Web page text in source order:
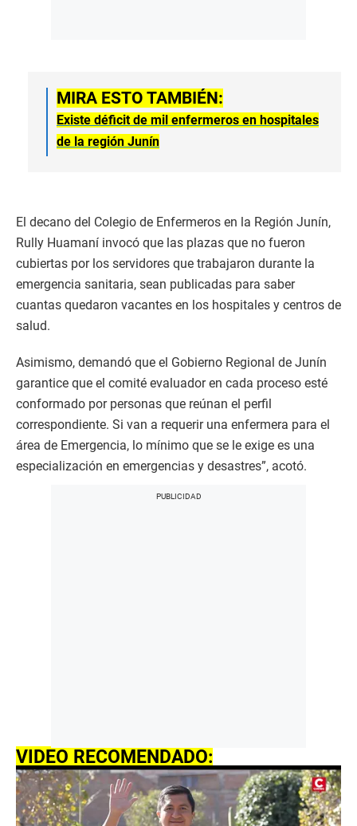
MIRA ESTO TAMBIÉN:
Existe déficit de mil enfermeros en hospitales
de la región Junín
El decano del Colegio de Enfermeros en la Región Junín,
Rully Huamaní invocó que las plazas que no fueron
cubiertas por los servidores que trabajaron durante la
emergencia sanitaria, sean publicadas para saber
cuantas quedaron vacantes en los hospitales y centros de
salud.
Asimismo, demandó que el Gobierno Regional de Junín
garantice que el comité evaluador en cada proceso esté
conformado por personas que reúnan el perfil
correspondiente. Si van a requerir una enfermera para el
área de Emergencia, lo mínimo que se le exige es una
especialización en emergencias y desastres”, acotó.
VIDEO RECOMENDADO: